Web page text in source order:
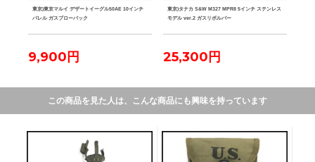
東京)東京マルイ デザートイーグル50AE 10インチ
バレル ガスブローバック
9,900円
東京)タナカ S&W M327 MPR8 5インチ ステンレス
モデル ver.2 ガスリボルバー
25,300円
この商品を見た人は、こんな商品にも興味を持っています